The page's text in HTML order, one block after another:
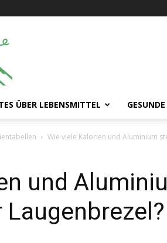
ÜBER LEBENSMITTEL
Wie viele Kalorien und Aluminium
und